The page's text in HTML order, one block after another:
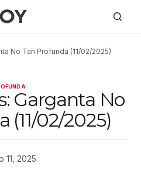
No Tan Profunda (11/02/2025)
Garganta No
(11/02/2025)
11, 2025